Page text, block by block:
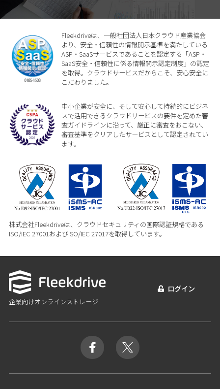
Fleekdriveは、一般社団法人日本クラウド産業協会
より、安全・信頼性の情報開示基準を満たしている
ASP・SaaSサービスであることを認定する「ASP・
SaaS安全・信頼性に係る情報開示認定制度」の認定
を取得。クラウドサービスだからこそ、安心安全に
こだわりました。
中小企業が安全に、そして安心して持続的にビジネ
スで活用できるクラウドサービスの要件を定めた審
査ガイドラインに沿って、厳正に審査をおこない、
審査基準をクリアしたサービスとして認定されてい
ます。
株式会社Fleekdriveは、クラウドセキュリティの国際認証規格である
ISO/IEC 27001およびISO/IEC 27017を取得しています。
企業向けオンラインストレージ
ログイン